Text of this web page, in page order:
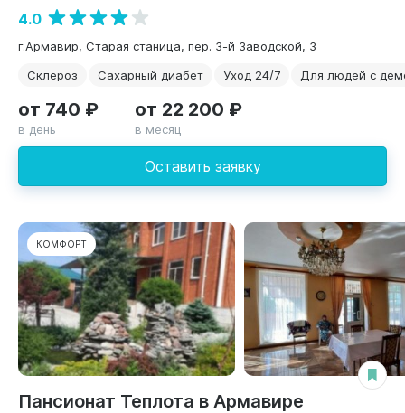
4.0
г.Армавир, Старая станица, пер. 3-й Заводской, 3
Склероз
Сахарный диабет Уход 24/7 Для людей с
Оставить заявку
от 740 ₽
в день
от 22 200 ₽
в месяц
КОМФОРТ
Пансионат Теплота в Армавире